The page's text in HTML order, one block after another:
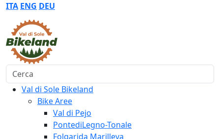
ITA ENG DEU
Cerca
Val di Sole Bikeland
Bike Aree
Val di Pejo
PontediLegno-Tonale
Folgarida Marilleva